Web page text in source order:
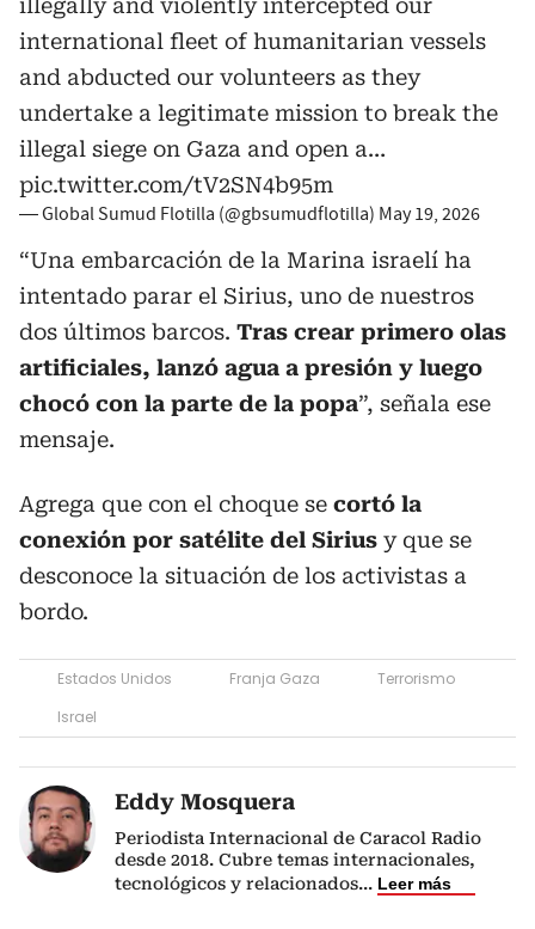
illegally and violently intercepted our
international fleet of humanitarian vessels
and abducted our volunteers as they
undertake a legitimate mission to break the
illegal siege on Gaza and open a…
pic.twitter.com/tV2SN4b95m
— Global Sumud Flotilla (@gbsumudflotilla) May 19, 2026
“Una embarcación de la Marina israelí ha
intentado parar el Sirius, uno de nuestros
dos últimos barcos. Tras crear primero olas
artificiales, lanzó agua a presión y luego
chocó con la parte de la popa”, señala ese
mensaje.
Agrega que con el choque se cortó la
conexión por satélite del Sirius y que se
desconoce la situación de los activistas a
bordo.
Estados Unidos Franja Gaza
Terrorismo
Israel
Eddy Mosquera
Periodista Internacional de Caracol Radio
desde 2018. Cubre temas internacionales,
tecnológicos y relacionados... Leer más